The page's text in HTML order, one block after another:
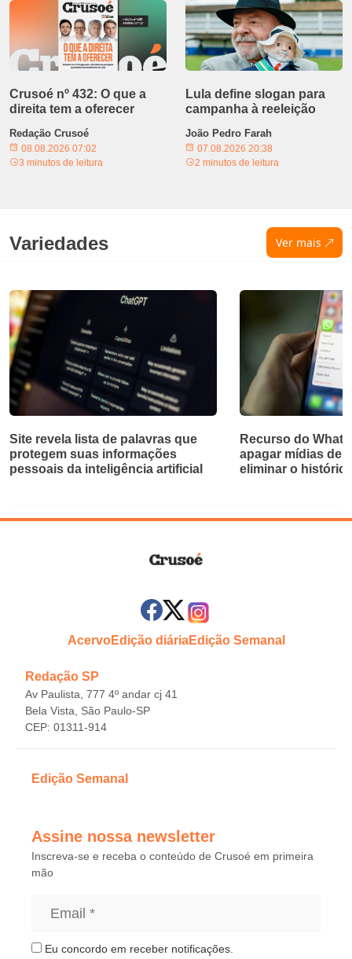
Crusoé nº 432: O que a
direita tem a oferecer
Redação Crusoé
08.08.2026 07:02
3 minutos de leitura
Lula define slogan para
campanha à reeleição
João Pedro Farah
07.08.2026 20:38
2 minutos de leitura
Variedades Ver mais
Site revela lista de palavras que
protegem suas informações
pessoais da inteligência artificial
Recurso do
apagar mídias de
eliminar o
AcervoEdição diáriaEdição Semanal
Redação SP
Av Paulista, 777 4º andar cj 41
Bela Vista, São Paulo-SP
CEP: 01311-914
Edição Semanal
Assine nossa newsletter
Inscreva-se e receba o conteúdo de Crusoé em primeira
mão
Eu concordo em receber notificações.